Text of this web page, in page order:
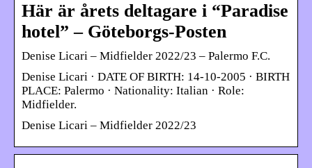
Här är årets deltagare i “Paradise
hotel” – Göteborgs-Posten
Denise Licari – Midfielder 2022/23 – Palermo F.C.
Denise Licari · DATE OF BIRTH: 14-10-2005 · BIRTH
PLACE: Palermo · Nationality: Italian · Role:
Midfielder.
Denise Licari – Midfielder 2022/23